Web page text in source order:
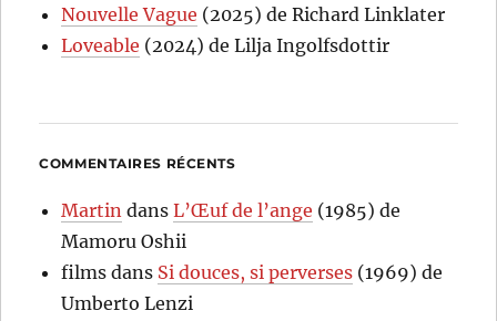
Nouvelle Vague (2025) de Richard Linklater
Loveable (2024) de Lilja Ingolfsdottir
COMMENTAIRES RÉCENTS
Martin dansL’Œuf de l’ange (1985) de
Mamoru Oshii
films dans Si douces, si perverses (1969) de
Umberto Lenzi